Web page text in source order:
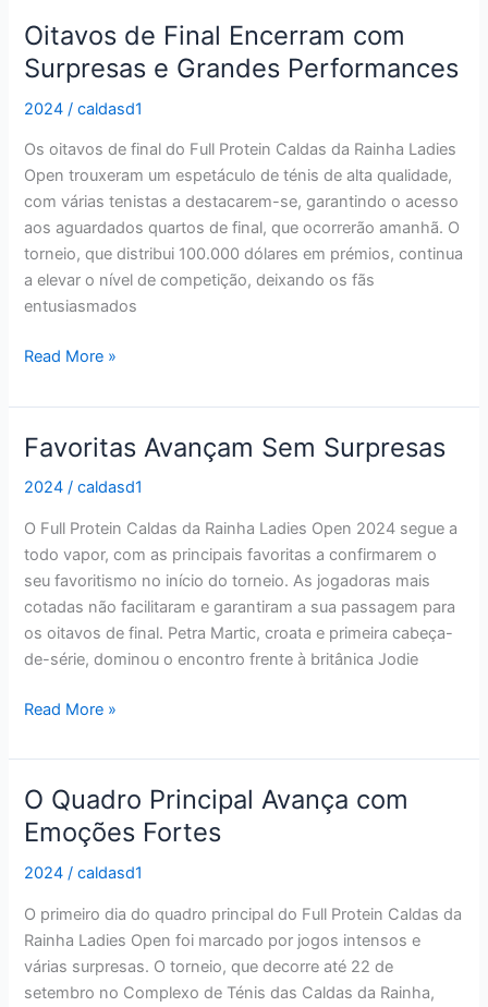
Oitavos de Final Encerram com
Surpresas e Grandes Performances
2024 /caldasd1
Os oitavos de final do Full Protein Caldas da Rainha Ladies
Open trouxeram um espetáculo de ténis de alta qualidade,
com várias tenistas a destacarem-se, garantindo o acesso
aos aguardados quartos de final, que ocorrerão amanhã. O
torneio, que distribui 100.000 dólares em prémios, continua
a elevar o nível de competição, deixando os fãs
entusiasmados
Oitavos
de
Final
Encerram
Performances
Read More »
Favoritas Avançam Sem Surpresas
2024 /caldasd1
O Full Protein Caldas da Rainha Ladies Open 2024 segue a
todo vapor, com as principais favoritas a confirmarem o
seu favoritismo no início do torneio. As jogadoras mais
cotadas não facilitaram e garantiram a sua passagem para
os oitavos de final. Petra Martic, croata e primeira cabeça-
de-série, dominou o encontro frente à britânica Jodie
Favoritas
Sem
Surpresas
Read More »
O Quadro Principal Avança com
Emoções Fortes
2024 /caldasd1
O primeiro dia do quadro principal do Full Protein Caldas da
Rainha Ladies Open foi marcado por jogos intensos e
várias surpresas. O torneio, que decorre até 22 de
setembro no Complexo de Ténis das Caldas da Rainha,
O
Quadro
Principal
Avança
Emoções